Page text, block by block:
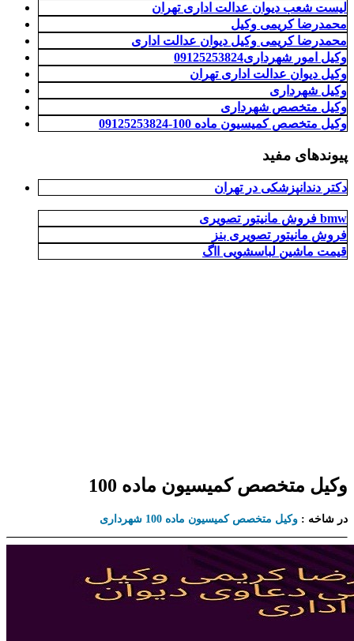
لیست شعب دیوان عدالت اداری تهران
محمدرضا کریمی وکیل
محمدرضا کریمی وکیل دیوان عدالت اداری
وکیل امور شهرداری09125253824
وکیل دیوان عدالت اداری تهران
وکیل شهرداری
وکیل متخصص شهرداری
وکیل متخصص کمیسیون ماده 100-09125253824
پیوندهای مفید
دکتر دندانپزشکی در تهران
فروش مانیتور تصویری bmw
فروش مانیتور تصویری بنز
قیمت ماشین لباسشویی ااگ
وکیل متخصص کمیسیون ماده 100
در شاخه : وکیل متخصص کمیسیون ماده 100 شهرداری